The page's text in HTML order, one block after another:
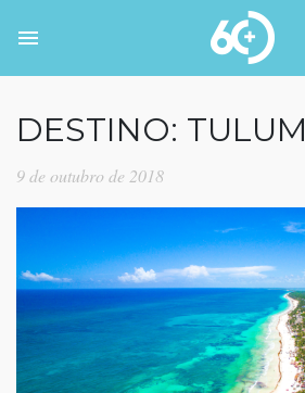
DESTINO: TULUM
9 de outubro de 2018